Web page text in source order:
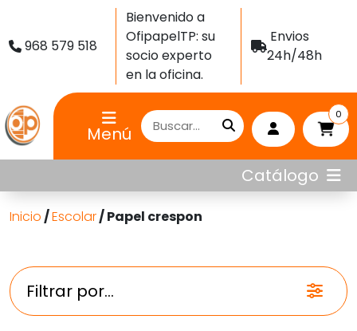
968 579 518
Bienvenido a
OfipapelTP: su
socio experto
en la oficina.
Envios
24h/48h
Menú
0
Catálogo
Inicio/Escolar/ Papel crespon
Filtrar por...